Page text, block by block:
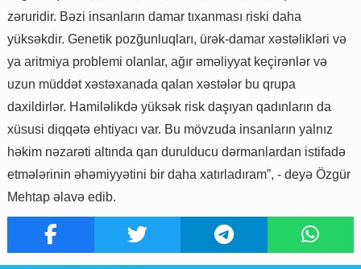
zəruridir. Bəzi insanların damar tıxanması riski daha
yüksəkdir. Genetik pozğunluqları, ürək-damar xəstəlikləri və
ya aritmiya problemi olanlar, ağır əməliyyat keçirənlər və
uzun müddət xəstəxanada qalan xəstələr bu qrupa
daxildirlər. Hamiləlikdə yüksək risk daşıyan qadınların da
xüsusi diqqətə ehtiyacı var. Bu mövzuda insanların yalnız
həkim nəzarəti altında qan durulducu dərmanlardan istifadə
etmələrinin əhəmiyyətini bir daha xatırladıram”, - deyə Özgür
Mehtap əlavə edib.